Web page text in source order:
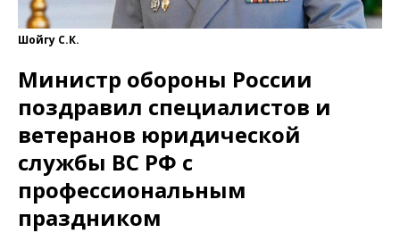
Шойгу С.К.
Министр обороны России
поздравил специалистов и
ветеранов юридической
службы ВС РФ с
профессиональным
праздником